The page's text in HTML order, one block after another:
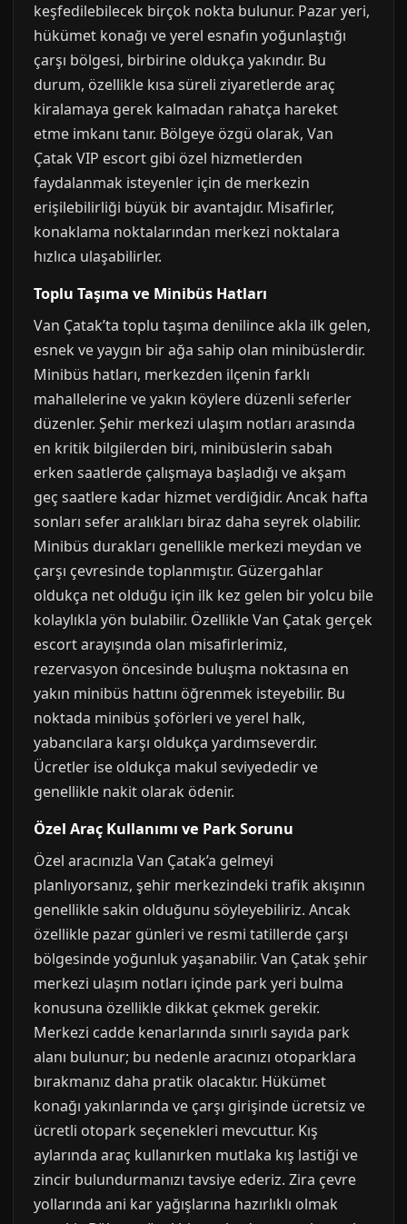
keşfedilebilecek birçok nokta bulunur. Pazar yeri,
hükümet konağı ve yerel esnafın yoğunlaştığı
çarşı bölgesi, birbirine oldukça yakındır. Bu
durum, özellikle kısa süreli ziyaretlerde araç
kiralamaya gerek kalmadan rahatça hareket
etme imkanı tanır. Bölgeye özgü olarak, Van
Çatak VIP escort gibi özel hizmetlerden
faydalanmak isteyenler için de merkezin
erişilebilirliği büyük bir avantajdır. Misafirler,
konaklama noktalarından merkezi noktalara
hızlıca ulaşabilirler.
Toplu Taşıma ve Minibüs Hatları
Van Çatak’ta toplu taşıma denilince akla ilk gelen,
esnek ve yaygın bir ağa sahip olan minibüslerdir.
Minibüs hatları, merkezden ilçenin farklı
mahallelerine ve yakın köylere düzenli seferler
düzenler. Şehir merkezi ulaşım notları arasında
en kritik bilgilerden biri, minibüslerin sabah
erken saatlerde çalışmaya başladığı ve akşam
geç saatlere kadar hizmet verdiğidir. Ancak hafta
sonları sefer aralıkları biraz daha seyrek olabilir.
Minibüs durakları genellikle merkezi meydan ve
çarşı çevresinde toplanmıştır. Güzergahlar
oldukça net olduğu için ilk kez gelen bir yolcu bile
kolaylıkla yön bulabilir. Özellikle Van Çatak gerçek
escort arayışında olan misafirlerimiz,
rezervasyon öncesinde buluşma noktasına en
yakın minibüs hattını öğrenmek isteyebilir. Bu
noktada minibüs şoförleri ve yerel halk,
yabancılara karşı oldukça yardımseverdir.
Ücretler ise oldukça makul seviyededir ve
genellikle nakit olarak ödenir.
Özel Araç Kullanımı ve Park Sorunu
Özel aracınızla Van Çatak’a gelmeyi
planlıyorsanız, şehir merkezindeki trafik akışının
genellikle sakin olduğunu söyleyebiliriz. Ancak
özellikle pazar günleri ve resmi tatillerde çarşı
bölgesinde yoğunluk yaşanabilir. Van Çatak şehir
merkezi ulaşım notları içinde park yeri bulma
konusuna özellikle dikkat çekmek gerekir.
Merkezi cadde kenarlarında sınırlı sayıda park
alanı bulunur; bu nedenle aracınızı otoparklara
bırakmanız daha pratik olacaktır. Hükümet
konağı yakınlarında ve çarşı girişinde ücretsiz ve
ücretli otopark seçenekleri mevcuttur. Kış
aylarında araç kullanırken mutlaka kış lastiği ve
zincir bulundurmanızı tavsiye ederiz. Zira çevre
yollarında ani kar yağışlarına hazırlıklı olmak